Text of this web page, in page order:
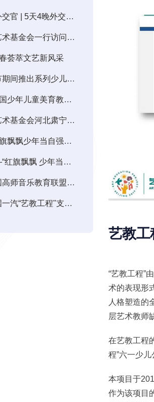
际文化交流小使者研学营开始报名啦！
行访问北京科技职业学院
荟萃文艺新风采
少儿节目呈现多彩视听盛宴
育教育高峰论坛在成都举办
河北肃宁考察圆满结束
当自强主题活动圆满落幕
自强”夏令营公益项目启动
教育联盟实施“艺教工程”
支教通道县结束，走进黎平！
艺教工
“艺教工程”
术的表现形
人格塑造的
层艺术教师
在艺教工程
程”六一少
本项目于
作为该项目